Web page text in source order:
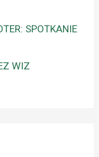
SPOTKANIE
WIZ